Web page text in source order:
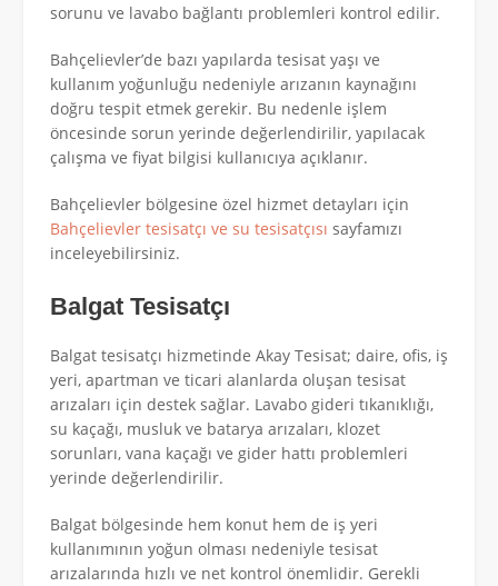
sorunu ve lavabo bağlantı problemleri kontrol edilir.
Bahçelievler’de bazı yapılarda tesisat yaşı ve
kullanım yoğunluğu nedeniyle arızanın kaynağını
doğru tespit etmek gerekir. Bu nedenle işlem
öncesinde sorun yerinde değerlendirilir, yapılacak
çalışma ve fiyat bilgisi kullanıcıya açıklanır.
Bahçelievler bölgesine özel hizmet detayları için
Bahçelievler tesisatçı ve su tesisatçısı sayfamızı
inceleyebilirsiniz.
Balgat Tesisatçı
Balgat tesisatçı hizmetinde Akay Tesisat; daire, ofis, iş
yeri, apartman ve ticari alanlarda oluşan tesisat
arızaları için destek sağlar. Lavabo gideri tıkanıklığı,
su kaçağı, musluk ve batarya arızaları, klozet
sorunları, vana kaçağı ve gider hattı problemleri
yerinde değerlendirilir.
Balgat bölgesinde hem konut hem de iş yeri
kullanımının yoğun olması nedeniyle tesisat
arızalarında hızlı ve net kontrol önemlidir. Gerekli